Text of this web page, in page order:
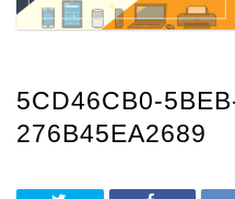
5CD46CB0-
276B45EA2689